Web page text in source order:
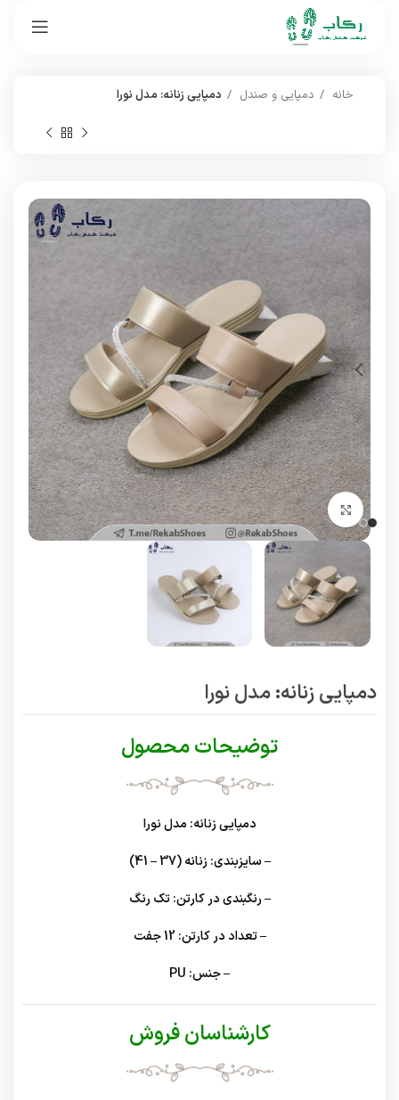
خانه دمپایی و صندل دمپایی زنانه: مدل نورا
برای بزرگنمایی کلیک کنید
دمپایی زنانه: مدل نورا
توضیحات محصول
دمپایی زنانه: مدل نورا
– سایزبندی: زنانه (37 – 41)
– رنگبندی در کارتن: تک رنگ
– تعداد در کارتن: 12 جفت
– جنس: PU
کارشناسان فروش